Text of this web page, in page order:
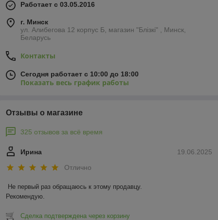
Работает с 03.05.2016
г. Минск
ул. Алибегова 12 корпус Б, магазин "Блiзкi" , Минск,
Беларусь
Контакты
Сегодня работает с 10:00 до 18:00
Показать весь график работы
Отзывы о магазине
325 отзывов за всё время
19.06.2025
Ирина
Отлично
Не первый раз обращаюсь к этому продавцу.
Рекомендую.
Сделка подтверждена через корзину